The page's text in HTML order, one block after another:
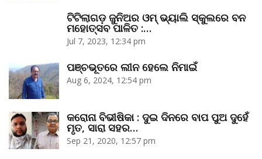
ଟିଟିଲାଗଡ଼ ଜୁନିଅର ଓମ୍‌ ଭ୍ୟାଲି ସ୍କୁଲରେ ବନ
ମହୋତ୍ସବ ପାଳିତ :…
Jul 7, 2023, 12:34 pm
ପଞ୍ଚଭୂତରେ ଲୀନ ହେଲେ ନିମାଇଁ
Aug 6, 2024, 12:54 pm
କରୋନା ବିଭୀଷିକା : ଦୁଇ ଦିନରେ ବାପ ପୁଅ ଦୁହେଁ
ମୃତ, ସାରା ସହର…
Sep 21, 2020, 12:57 pm